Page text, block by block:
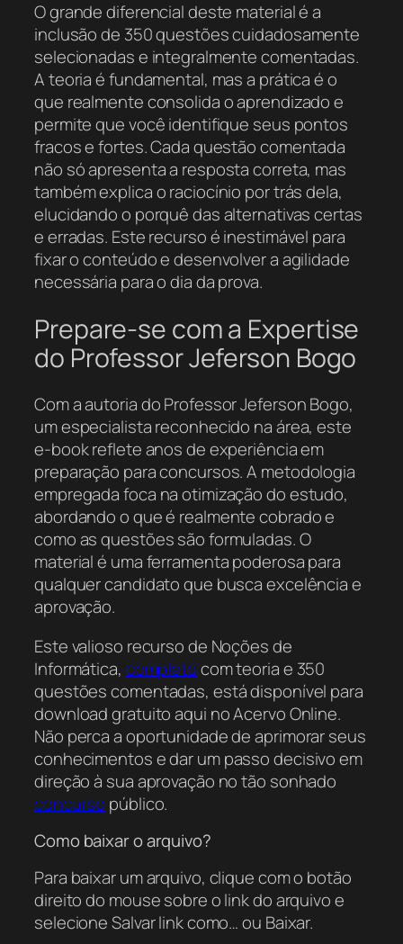
O grande diferencial deste material é a
inclusão de 350 questões cuidadosamente
selecionadas e integralmente comentadas.
A teoria é fundamental, mas a prática é o
que realmente consolida o aprendizado e
permite que você identifique seus pontos
fracos e fortes. Cada questão comentada
não só apresenta a resposta correta, mas
também explica o raciocínio por trás dela,
elucidando o porquê das alternativas certas
e erradas. Este recurso é inestimável para
fixar o conteúdo e desenvolver a agilidade
necessária para o dia da prova.
Prepare-se com a Expertise
do Professor Jeferson Bogo
Com a autoria do Professor Jeferson Bogo,
um especialista reconhecido na área, este
e-book reflete anos de experiência em
preparação para concursos. A metodologia
empregada foca na otimização do estudo,
abordando o que é realmente cobrado e
como as questões são formuladas. O
material é uma ferramenta poderosa para
qualquer candidato que busca excelência e
aprovação.
Este valioso recurso de Noções de
Informática, completocom teoria e 350
questões comentadas, está disponível para
download gratuito aqui no Acervo Online.
Não perca a oportunidade de aprimorar seus
conhecimentos e dar um passo decisivo em
direção à sua aprovação no tão sonhado
concurso público.
Como baixar o arquivo?
Para baixar um arquivo, clique com o botão
direito do mouse sobre o link do arquivo e
selecione Salvar link como… ou Baixar.